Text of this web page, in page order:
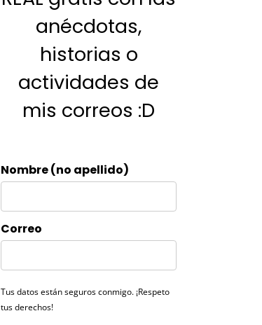
anécdotas,
historias o
actividades de
mis correos :D
Nombre (no apellido)
Correo
Tus datos están seguros conmigo. ¡Respeto
tus derechos!